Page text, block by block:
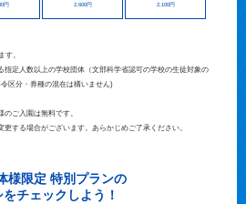
円 2,600円 2,100円
す。
定人数以上の学校団体（文部科学省認可の学校の生徒対象の
区分・券種の混在は構いません)
ご入園は無料です。
する場合がございます。あらかじめご了承ください。
様限定 特別プランの
チェックしよう！